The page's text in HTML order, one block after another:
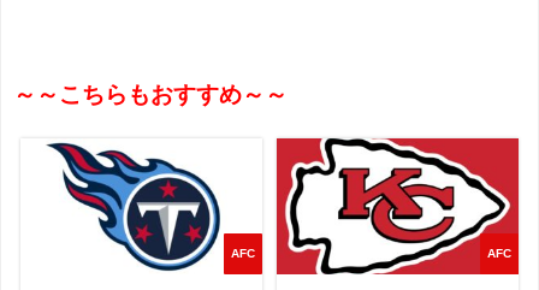
～～こちらもおすすめ～～
AFC AFC